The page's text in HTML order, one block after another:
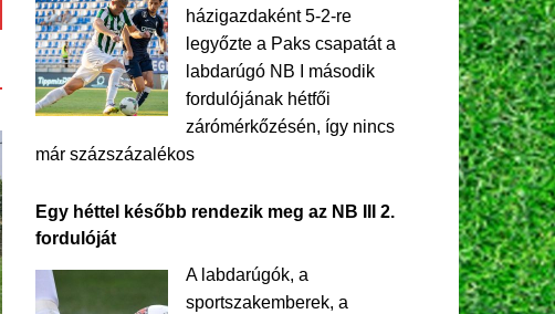
házigazdaként 5-2-re
legyőzte a Paks csapatát a
labdarúgó NB I második
fordulójának hétfői
zárómérkőzésén, így nincs
már százszázalékos
Egy héttel később rendezik meg az NB III 2.
fordulóját
A labdarúgók, a
sportszakemberek, a